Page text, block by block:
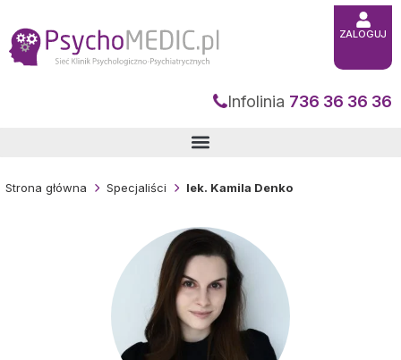
treści
Infolinia 736 36 36 36
ZALOGUJ
Strona główna Specjaliści lek. Kamila Denko